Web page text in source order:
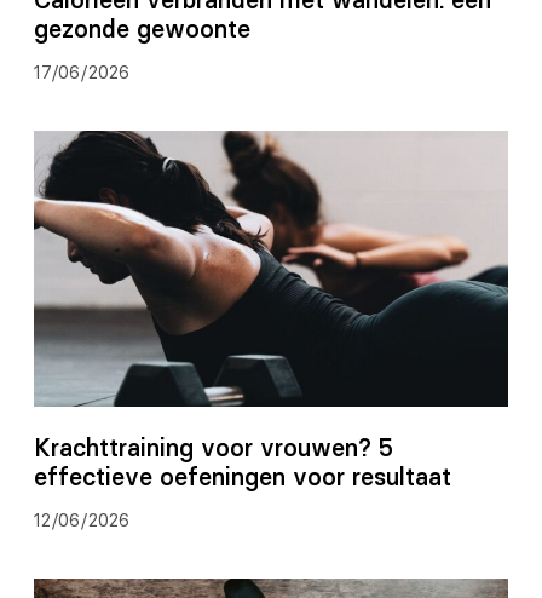
gezonde gewoonte
17/06/2026
Krachttraining voor vrouwen? 5
effectieve oefeningen voor resultaat
12/06/2026